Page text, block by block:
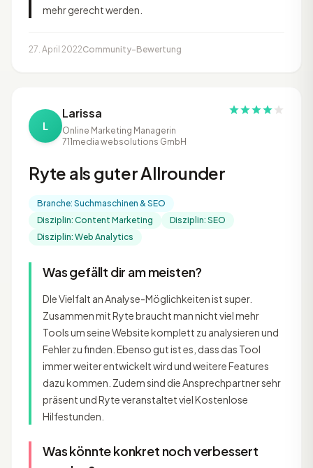
mehr gerecht werden.
27. April 2022Community-Bewertung
L
Larissa
Online Marketing Managerin
711media websolutions GmbH
Ryte als guter Allrounder
Branche: Suchmaschinen & SEO
Disziplin: Content Marketing
Disziplin: SEO
Disziplin: Web Analytics
Was gefällt dir am meisten?
DIe Vielfalt an Analyse-Möglichkeiten ist super.
Zusammen mit Ryte braucht man nicht viel mehr
Tools um seine Website komplett zu analysieren und
Fehler zu finden. Ebenso gut ist es, dass das Tool
immer weiter entwickelt wird und weitere Features
dazu kommen. Zudem sind die Ansprechpartner sehr
präsent und Ryte veranstaltet viel Kostenlose
Hilfestunden.
Was könnte konkret noch verbessert